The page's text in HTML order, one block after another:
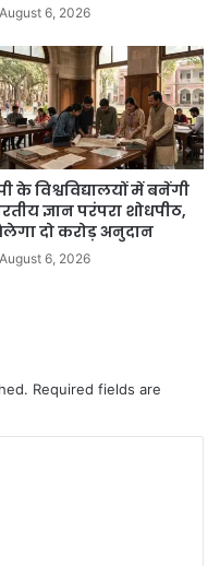
August 6, 2026
के विश्वविद्यालयों में बनेंगी
ज्ञान परंपरा शोधपीठ,
दो करोड़ अनुदान
August 6, 2026
Required fields are